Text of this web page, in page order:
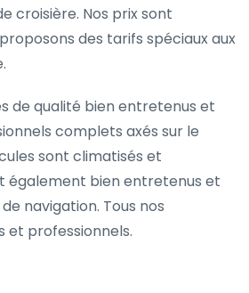
croisière. Nos prix sont
des tarifs spéciaux aux
de qualité bien entretenus et
complets axés sur le
sont climatisés et
également bien entretenus et
navigation. Tous nos
et professionnels.